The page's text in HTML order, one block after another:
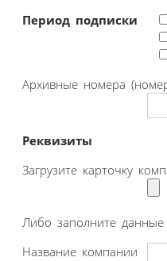
Период подписки
Архивные номера
Реквизиты
Загрузите карточку
Либо заполните
Название компании